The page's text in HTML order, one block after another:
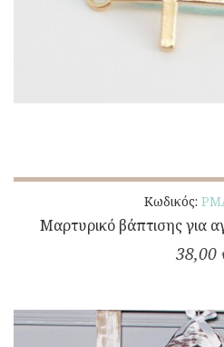
Κωδικός:
Μαρτυρικό βάπτισης για
38,00